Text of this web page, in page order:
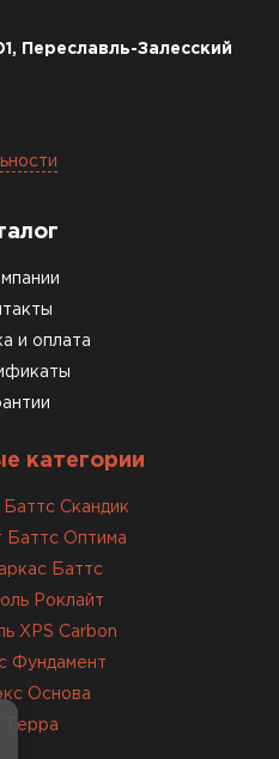
Переславль-Залесский
и оплата
категории
Баттс Скандик
Баттс Оптима
Баттс
Роклайт
XPS Carbon
Фундамент
Основа
Терра